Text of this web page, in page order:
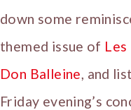
down some
themed issue of
Don Balleine , and
Friday evening’s